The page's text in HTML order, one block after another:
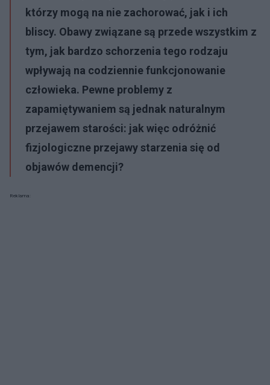
którzy mogą na nie zachorować, jak i ich
bliscy. Obawy związane są przede wszystkim z
tym, jak bardzo schorzenia tego rodzaju
wpływają na codziennie funkcjonowanie
człowieka. Pewne problemy z
zapamiętywaniem są jednak naturalnym
przejawem starości: jak więc odróżnić
fizjologiczne przejawy starzenia się od
objawów demencji?
Reklama: